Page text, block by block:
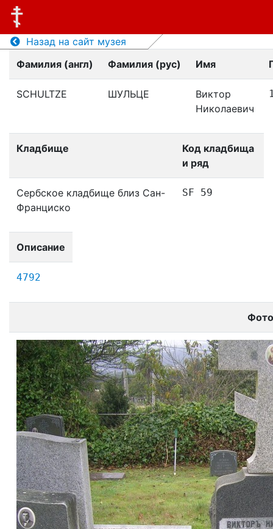
Назад на сайт музея
Фамилия (англ)
Фамилия (рус) Имя
SCHULTZE ШУЛЬЦЕ
Виктор
Николаевич
Кладбище
Код кладбища
и ряд
Сербское кладбище близ Сан-
Франциско
SF 59
Описание
4792
Фото